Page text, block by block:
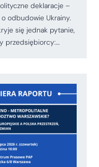
deklaracje –
odbudowie Ukrainy.
się jednak pytanie,
przedsiębiorcy:…